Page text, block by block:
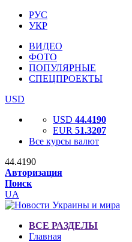
РУС
УКР
ВИДЕО
ФОТО
ПОПУЛЯРНЫЕ
СПЕЦПРОЕКТЫ
USD
USD 44.4190
EUR 51.3207
Все курсы валют
44.4190
Авторизация
Поиск
UA
ВСЕ РАЗДЕЛЫ
Главная